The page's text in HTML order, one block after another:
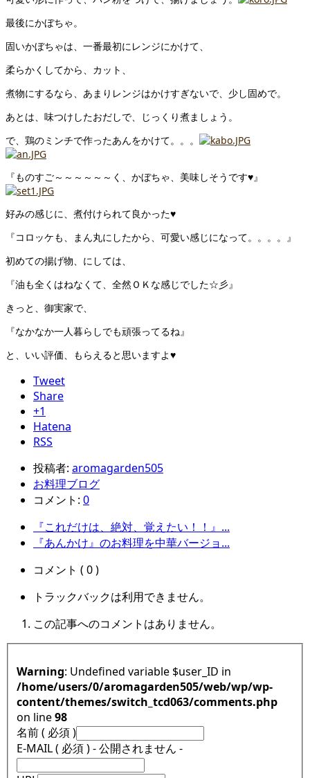
最後にかぼちゃ。
固いかぼちゃは、一番最初にレンジにかけて、
柔らかくしてから、カット、
煮物にするなら、あまりレンジはかけすぎないで、少し固めで。
あとは、味つけしたおだしで、じっくり煮ましょう。
で、鶏のミンチで作ったあんをかけて。。。
『ものすご～～～～～～く、かぼちゃ、美味しそうです♥』
好みの感じに、煮付けられて良かった♥
『コロッケも、まん丸にしたから、可愛い感じになって。。。。』
初めての揚げ物、にしては、
『油も全くはねなくて、全然ＯＫな感じでした☆彡』
きっと、御実家で、
『なかなか一人暮らしでも頑張ってるね』
と、いい評価、もらえると思いますよ♥
Tweet
Share
+1
Hatena
RSS
投稿者: aromagarden505
お料理ブログ
コメント: 0
『これだけは、絶対、覚えたい！！』...
『あんかけ』のお料理を中華バージョ...
コメント ( 0 )
トラックバックは利用できません。
この記事へのコメントはありません。
Warning : Undefined variable $user_ID in
/home/users/0/aromagarden505/web/wp/wp-
content/themes/switch_tcd063/comments.php
on line98
名前 ( 必須 )
E-MAIL ( 必須 ) - 公開されません -